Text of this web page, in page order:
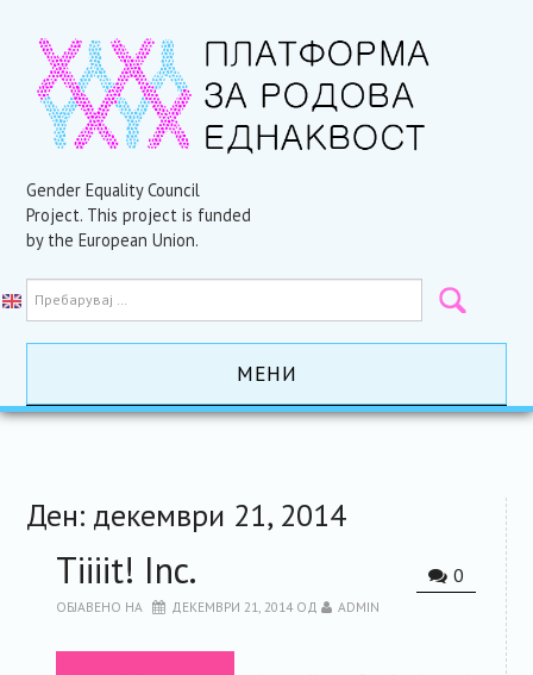
Gender Equality Council
Project. This project is funded
by the European Union.
МЕНИ
РЕСУРСИ
Ден: декември 21, 2014
0
Tiiiit! Inc.
ОБЈАВЕНО НА ДЕКЕМВРИ 21, 2014ОД ADMIN